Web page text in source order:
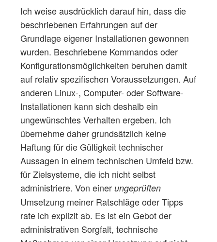
Ich weise ausdrücklich darauf hin, dass die
beschriebenen Erfahrungen auf der
Grundlage eigener Installationen gewonnen
wurden. Beschriebene Kommandos oder
Konfigurationsmöglichkeiten beruhen damit
auf relativ spezifischen Voraussetzungen. Auf
anderen Linux-, Computer- oder Software-
Installationen kann sich deshalb ein
ungewünschtes Verhalten ergeben. Ich
übernehme daher grundsätzlich keine
Haftung für die Gültigkeit technischer
Aussagen in einem technischen Umfeld bzw.
für Zielsysteme, die ich nicht selbst
administriere. Von einer ungeprüften
Umsetzung meiner Ratschläge oder Tipps
rate ich explizit ab. Es ist ein Gebot der
administrativen Sorgfalt, technische